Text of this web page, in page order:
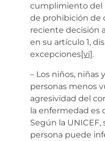
cumplimiento del
de prohibición de
reciente decisión
en su artículo 1,
excepciones[vi].
– Los niños, niñas
personas menos
agresividad del
la enfermedad es
Según la
persona puede